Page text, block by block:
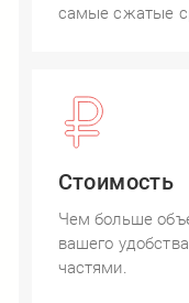
самые сжатые
Стоимость
Чем больше
вашего
частями.